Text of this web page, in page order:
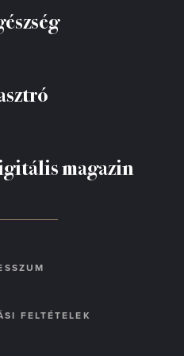
magazin
FELTÉTELEK